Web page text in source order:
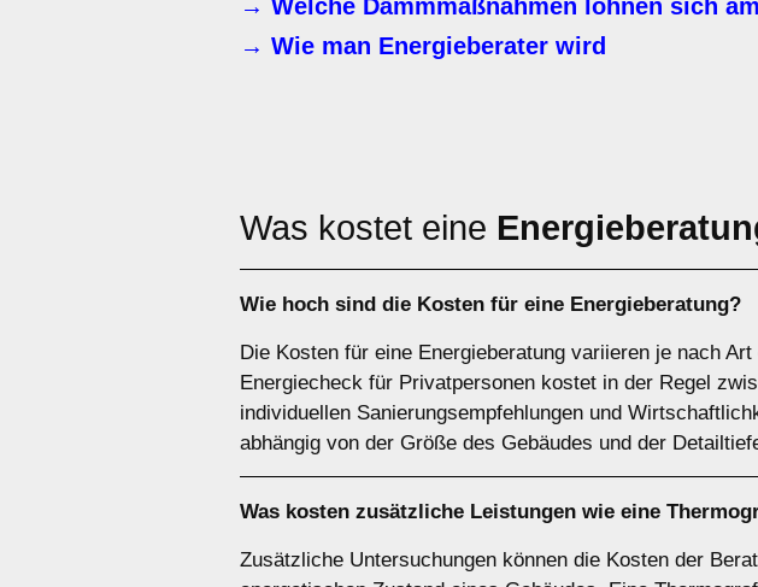
→ Welche Dämmmaßnahmen lohnen sich
→ Wie man Energieberater wird
Was kostet eine
Wie hoch sind die Kosten für eine Energieberatung?
Die Kosten für eine Energieberatung variieren je nach
Energiecheck für Privatpersonen kostet in der Regel
individuellen Sanierungsempfehlungen und
abhängig von der Größe des Gebäudes und der
Was kosten zusätzliche Leistungen wie eine
Zusätzliche Untersuchungen können die Kosten der